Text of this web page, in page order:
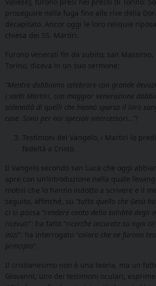
proseguire nella fuga fino alle rive della
decapitato. Ancor oggi le loro reliquie
chiesa dei SS. Martiri.
Furono venerati fin da subito; san Massimo,
Torino, diceva in un suo sermone:
“Mentre dobbiamo celebrare con grande
i santi Martiri, con maggior venerazione
solennità di quelli che hanno sparso il loro
case. Sono per noi speciali intercessori…”!
Testimoni del Vangelo, i Martiri lo
fedeltà a Cristo.
Il Vangelo secondo san Luca che oggi
apre con un’introduzione nella quale
motivi che lo hanno indotto a scrivere e il
seguito, affinché, su “tutto quello che Gesù
ci si possa “rendere conto della solidità degli
ricevuti”: ha fatto “ricerche accurate su ogni
inizi”: ha interrogato “coloro che ne furono
principio”.
Il cristianesimo non è una teoria, ma un
Giovanni, uno dei testimoni oculari,